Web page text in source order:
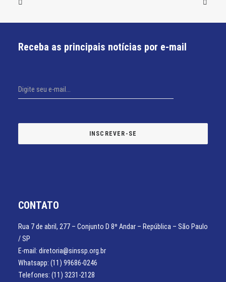
Receba as principais notícias por e-mail
CONTATO
Rua 7 de abril, 277 – Conjunto D 8º Andar – República – São Paulo
/ SP
E-mail: diretoria@sinssp.org.br
Whatsapp: (11) 99686-0246
Telefones: (11) 3231-2128